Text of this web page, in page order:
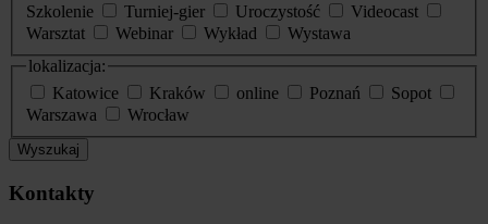
Szkolenie
Turniej-gier Uroczystość
Videocast
Warsztat
Webinar Wykład
Wystawa
lokalizacja:
Katowice
Kraków online Poznań
Sopot
Warszawa
Wrocław
Wyszukaj
Kontakty